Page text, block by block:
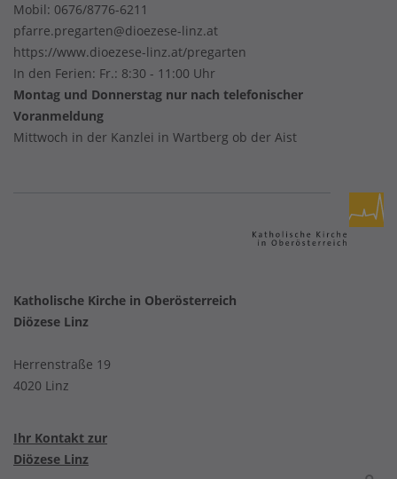
Mobil: 0676/8776-6211
pfarre.pregarten@dioezese-linz.at
https://www.dioezese-linz.at/pregarten
In den Ferien: Fr.: 8:30 - 11:00 Uhr
Montag und Donnerstag nur nach telefonischer
Voranmeldung
Mittwoch in der Kanzlei in Wartberg ob der Aist
Katholische Kirche in Oberösterreich
Diözese Linz
Herrenstraße 19
4020 Linz
Ihr Kontakt zur
Diözese Linz